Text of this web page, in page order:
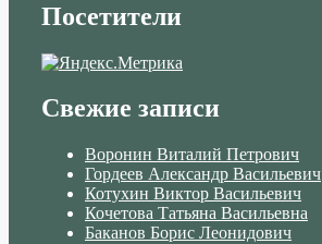
Посетители
Свежие записи
Воронин Виталий Петрович
Гордеев Александр Васильевич
Котухин Виктор Васильевич
Кочетова Татьяна Васильевна
Баканов Борис Леонидович